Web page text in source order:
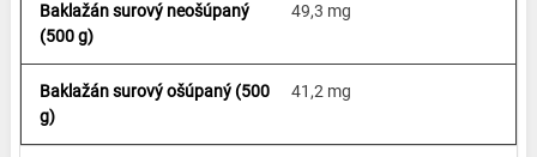
49,3 mg
41,2 mg